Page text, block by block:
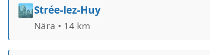
🏙️Strée-lez-Huy
Nära • 14 km